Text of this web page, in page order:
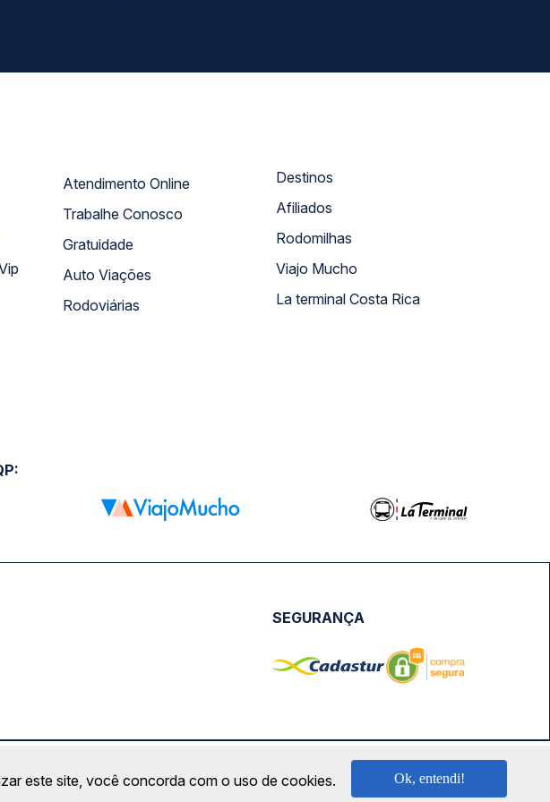
Vip
Atendimento Online
Trabalhe Conosco
Gratuidade
Auto Viações
Rodoviárias
Destinos
Afiliados
Rodomilhas
Viajo Mucho
La terminal Costa Rica
SEGURANÇA
06453-038 | CNPJ: 18.087.991/0001-57 | saconibus@queropassagem.com.br
este site, você concorda com o uso de cookies. Ok, entendi!